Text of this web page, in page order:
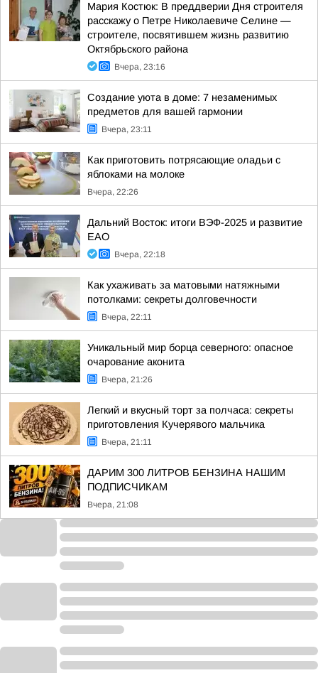
Мария Костюк: В преддверии Дня строителя
расскажу о Петре Николаевиче Селине —
строителе, посвятившем жизнь развитию
Октябрьского района
Вчера, 23:16
Создание уюта в доме: 7 незаменимых
предметов для вашей гармонии
Вчера, 23:11
Как приготовить потрясающие оладьи с
яблоками на молоке
Вчера, 22:26
Дальний Восток: итоги ВЭФ-2025 и развитие
ЕАО
Вчера, 22:18
Как ухаживать за матовыми натяжными
потолками: секреты долговечности
Вчера, 22:11
Уникальный мир борца северного: опасное
очарование аконита
Вчера, 21:26
Легкий и вкусный торт за полчаса: секреты
приготовления Кучерявого мальчика
Вчера, 21:11
ДАРИМ 300 ЛИТРОВ БЕНЗИНА НАШИМ
ПОДПИСЧИКАМ
Вчера, 21:08